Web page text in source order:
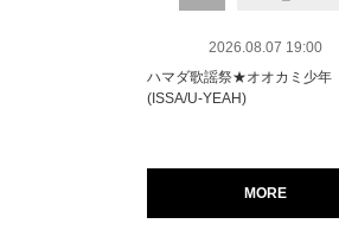
2026.08.07 19:00
ハマダ歌謡祭★オオカミ少年
(ISSA/U-YEAH)
MORE